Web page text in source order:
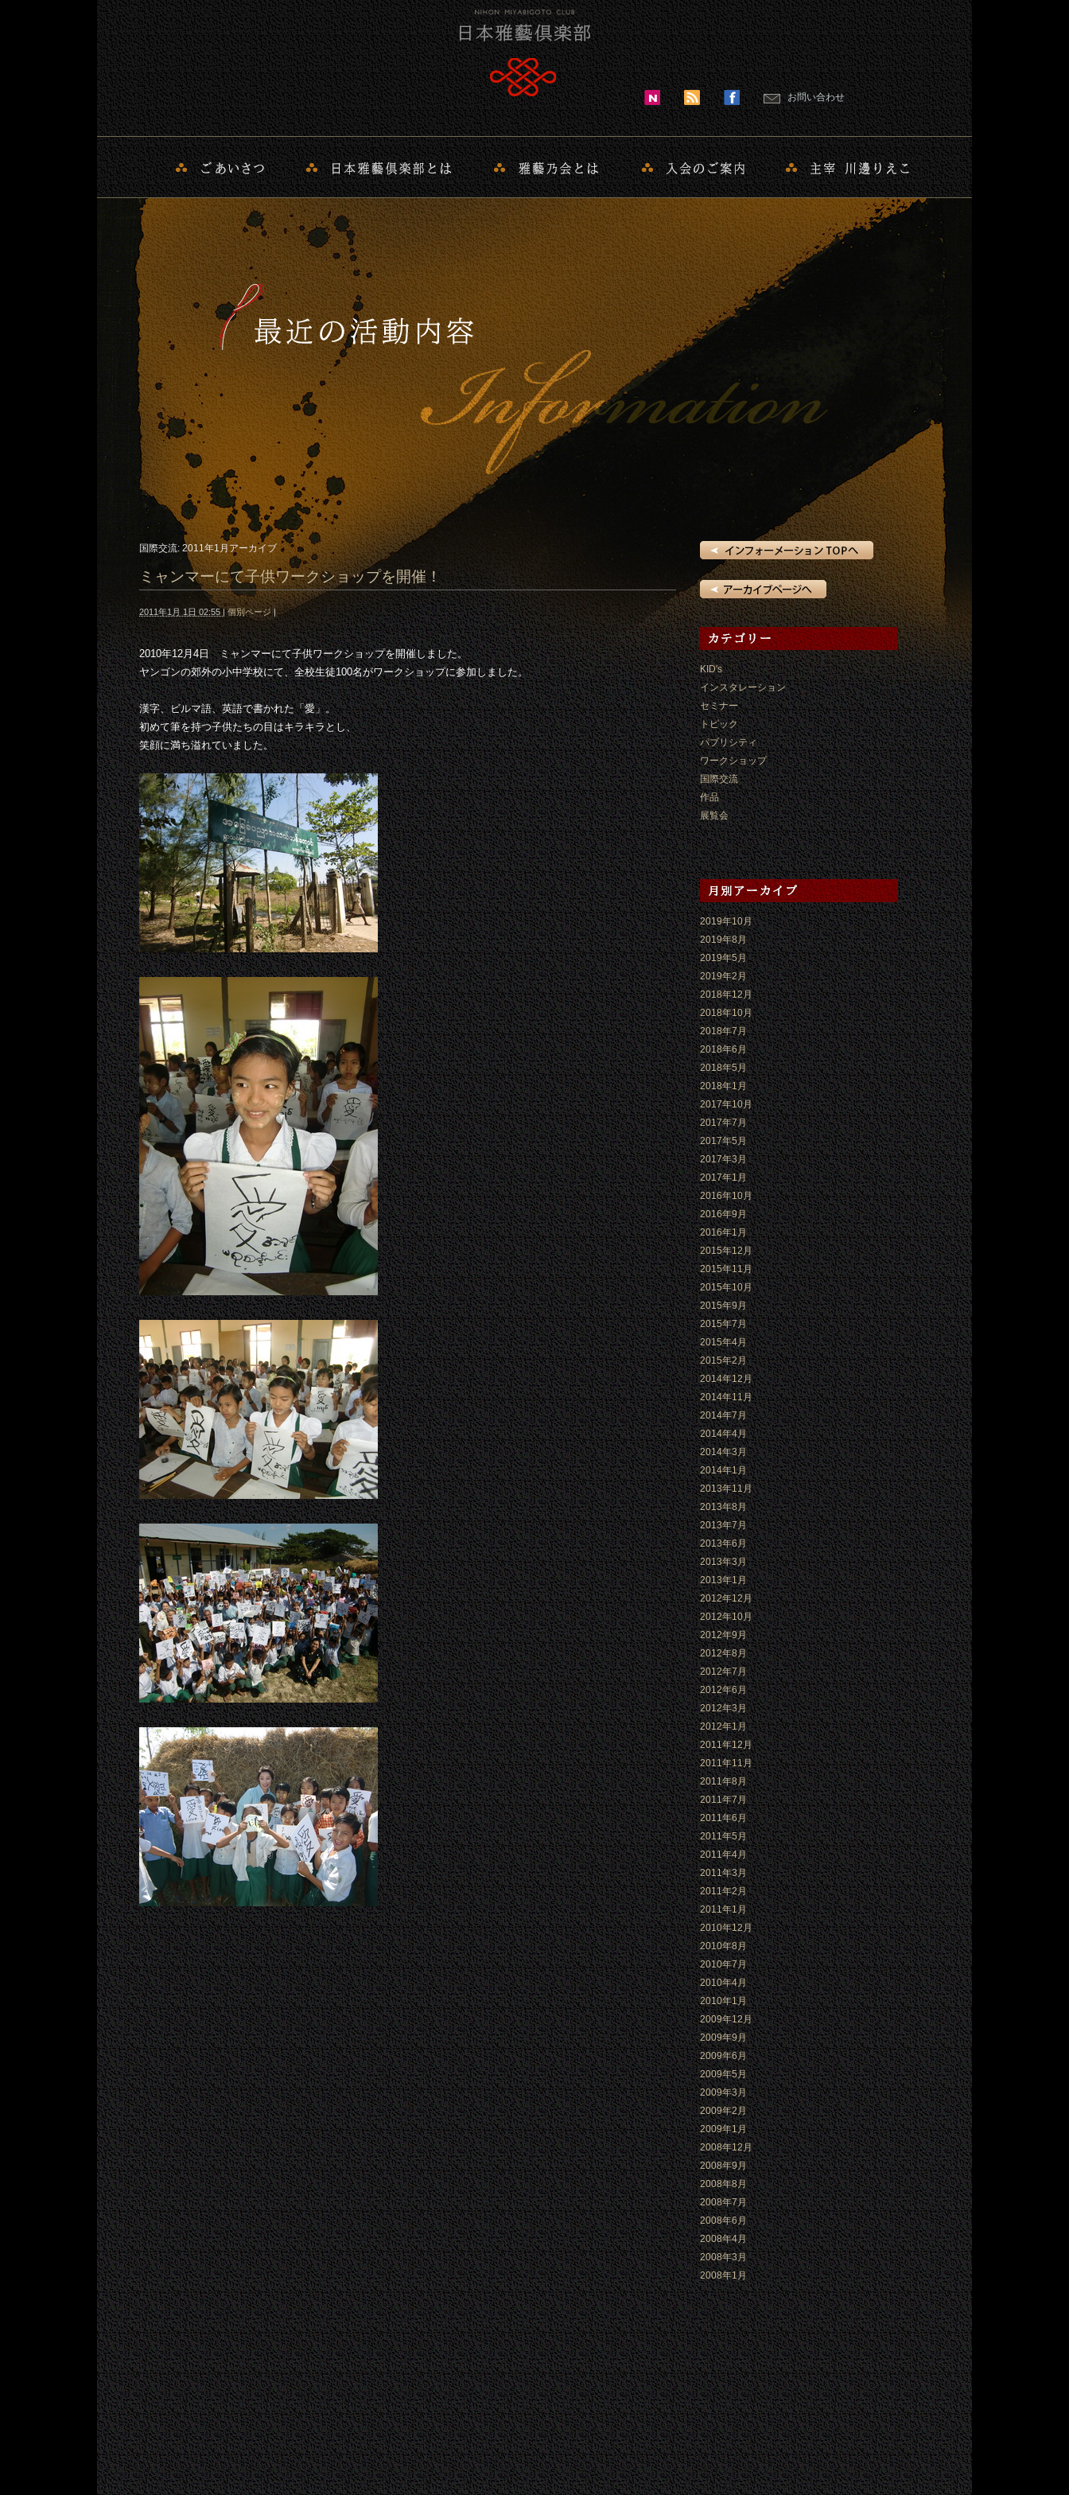
お問い合わせ
国際交流: 2011年1月アーカイブ
ミャンマーにて子供ワークショップを開催！
2011年1月 1日 02:55 | 個別ページ |
2010年12月4日 ミャンマーにて子供ワークショップを開催しました。
ヤンゴンの郊外の小中学校にて、全校生徒100名がワークショップに参加しました。
漢字、ビルマ語、英語で書かれた「愛」。
初めて筆を持つ子供たちの目はキラキラとし、
笑顔に満ち溢れていました。
KID's
インスタレーション
セミナー
トピック
パブリシティ
ワークショップ
国際交流
作品
展覧会
2019年10月
2019年8月
2019年5月
2019年2月
2018年12月
2018年10月
2018年7月
2018年6月
2018年5月
2018年1月
2017年10月
2017年7月
2017年5月
2017年3月
2017年1月
2016年10月
2016年9月
2016年1月
2015年12月
2015年11月
2015年10月
2015年9月
2015年7月
2015年4月
2015年2月
2014年12月
2014年11月
2014年7月
2014年4月
2014年3月
2014年1月
2013年11月
2013年8月
2013年7月
2013年6月
2013年3月
2013年1月
2012年12月
2012年10月
2012年9月
2012年8月
2012年7月
2012年6月
2012年3月
2012年1月
2011年12月
2011年11月
2011年8月
2011年7月
2011年6月
2011年5月
2011年4月
2011年3月
2011年2月
2011年1月
2010年12月
2010年8月
2010年7月
2010年4月
2010年1月
2009年12月
2009年9月
2009年6月
2009年5月
2009年3月
2009年2月
2009年1月
2008年12月
2008年9月
2008年8月
2008年7月
2008年6月
2008年4月
2008年3月
2008年1月